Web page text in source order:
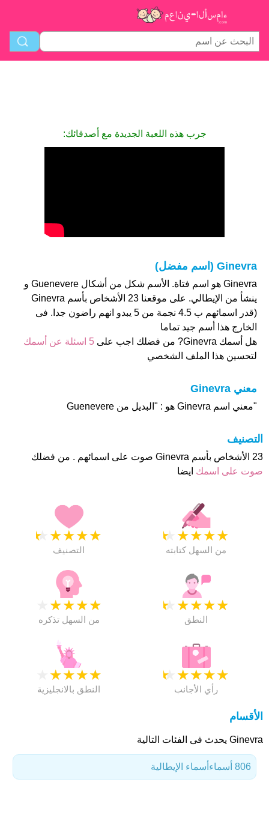
جرب هذه اللعبة الجديدة مع أصدقائك:
Ginevra (اسم مفضل)
Ginevra هو اسم فتاة. الأسم شكل من أشكال Guenevere و
ينشأ من الإيطالي. على موقعنا 23 الأشخاص بأسم Ginevra
(قدر اسمائهم ب 4.5 نجمة من 5 يبدو انهم راضون جدا. فى
الخارج هذا أسم جيد تماما
هل أسمك Ginevra? من فضلك اجب على
5 اسئلة عن أسمك
لتحسين هذا الملف الشخصي
معني Ginevra
"معني اسم Ginevra هو : "البديل من Guenevere
التصنيف
23 الأشخاص بأسم Ginevra صوت على اسمائهم . من فضلك
صوت على اسمك ايضا
★
★
★
★
★
التصنيف
★
★
★
★
★
من السهل كتابته
★
★
★
★
من السهل تذكره
★
★
★
★
★
النطق
★
★
★
★
النطق بالانجليزية
★
★
★
★
★
رأي الأجانب
الأقسام
Ginevra يحدث فى الفئات التالية
أسماء الإيطالية 806 أسماء